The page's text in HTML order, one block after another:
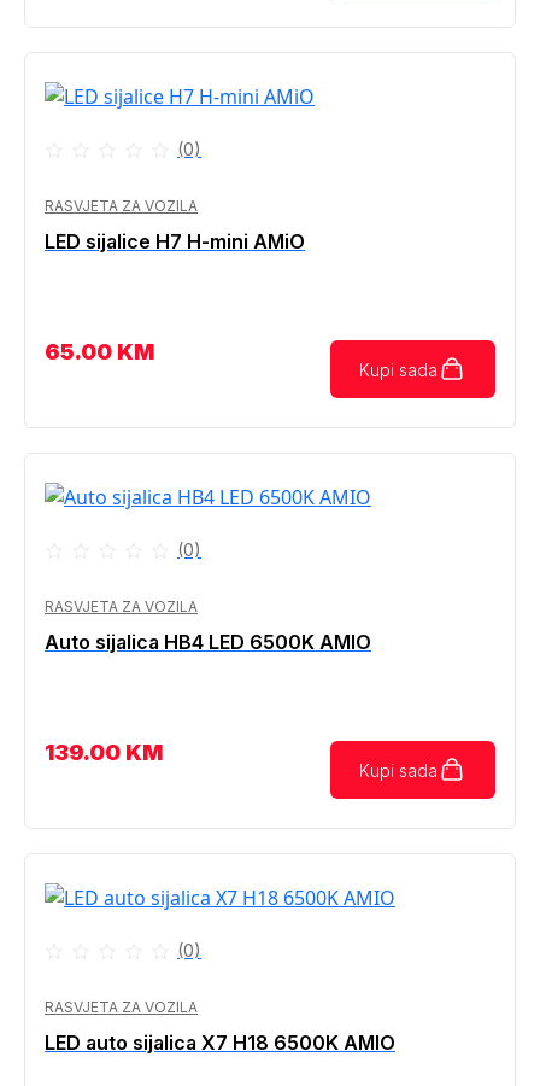
(0)
RASVJETA ZA VOZILA
LED sijalice H7 H-mini AMiO
65.00 KM
Kupi sada
(0)
RASVJETA ZA VOZILA
Auto sijalica HB4 LED 6500K AMIO
139.00 KM
Kupi sada
(0)
RASVJETA ZA VOZILA
LED auto sijalica X7 H18 6500K AMIO